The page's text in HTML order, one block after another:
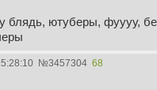
блядь, ютуберы, фуууу,
№3457304 68